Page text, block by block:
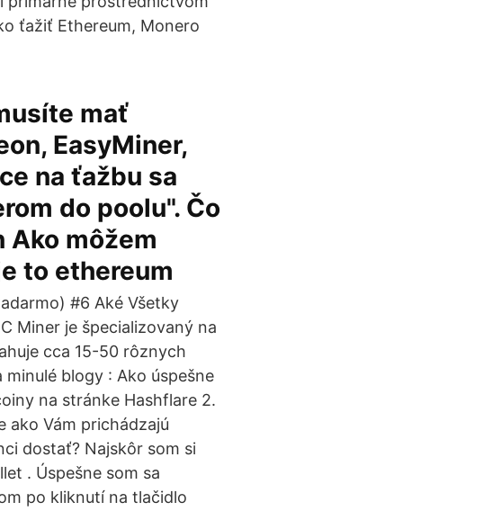
ťažiť Ethereum, Monero
mať
EasyMiner,
na ťažbu sa
do poolu". Čo
môžem
to ethereum
#6 Aké Všetky
Miner je špecializovaný na
cca 15-50 rôznych
blogy : Ako úspešne
na stránke Hashflare 2.
ako Vám prichádzajú
dostať? Najskôr som si
. Úspešne som sa
po kliknutí na tlačidlo